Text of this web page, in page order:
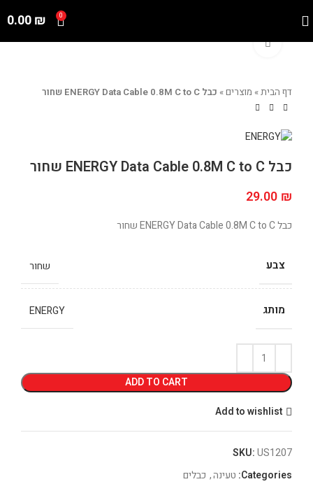
0
0.00₪
Click to enlarge
דף הבית» מוצרים» כבל ENERGY Data Cable 0.8M C to C שחור
כבל ENERGY Data Cable 0.8M C to C שחור
29.00 ₪
כבל ENERGY Data Cable 0.8M C to C שחור
צבע שחור
מותג ENERGY
ADD TO CART
Add to wishlist
SKU:US1207
Categories: טעינה, כבלים